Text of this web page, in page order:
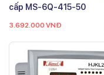
cấp MS-6Q-415-50
3.692.000 VNĐ